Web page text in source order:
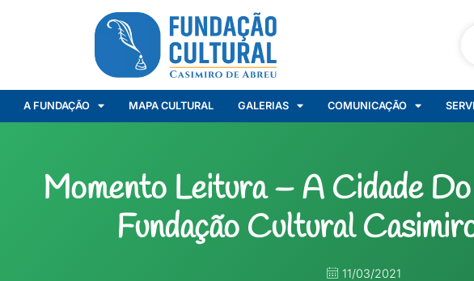
A FUNDAÇÃO MAPA CULTURAL GALERIAS COMUNICAÇÃO
Momento Leitura – A Cidade
Fundação Cultural
11/03/2021